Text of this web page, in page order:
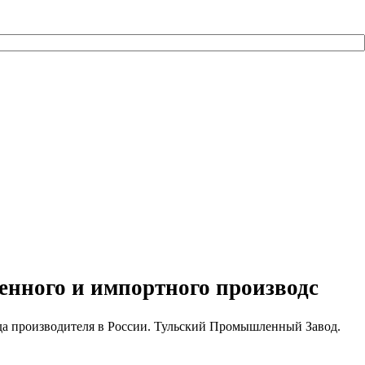
и импортного производс
производителя в России. Тульский Промышленный Завод.